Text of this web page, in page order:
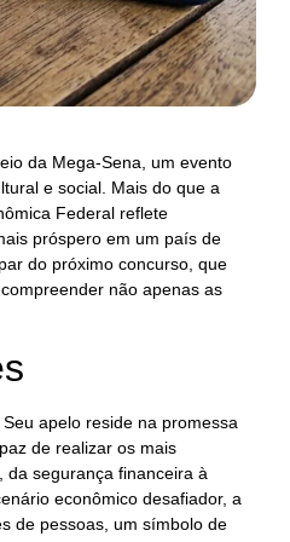
da Mega-Sena, um evento
e social. Mais do que a
Federal reflete
próspero em um país de
do próximo concurso, que
não apenas as
apelo reside na promessa
de realizar os mais
da segurança financeira à
econômico desafiador, a
de pessoas, um símbolo de